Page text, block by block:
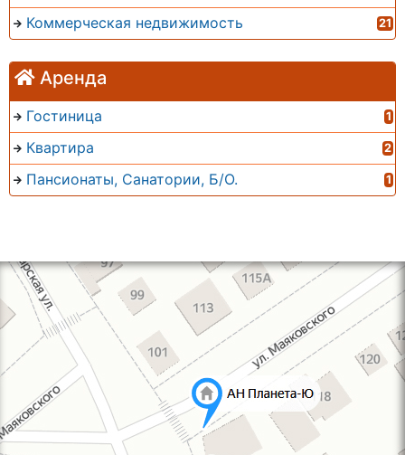
Коммерческая недвижимость 21
Аренда
Гостиница 1
Квартира 2
Пансионаты, Санатории, Б/О. 1